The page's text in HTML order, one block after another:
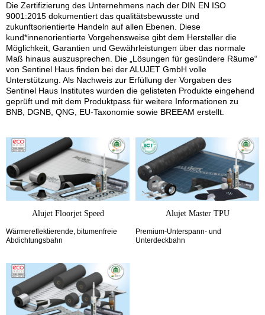
Die Zertifizierung des Unternehmens nach der DIN EN ISO
9001:2015 dokumentiert das qualitätsbewusste und
zukunftsorientierte Handeln auf allen Ebenen. Diese
kund*innenorientierte Vorgehensweise gibt dem Hersteller die
Möglichkeit, Garantien und Gewährleistungen über das normale
Maß hinaus auszusprechen. Die „Lösungen für gesündere Räume“
von Sentinel Haus finden bei der ALUJET GmbH volle
Unterstützung. Als Nachweis zur Erfüllung der Vorgaben des
Sentinel Haus Institutes wurden die gelisteten Produkte eingehend
geprüft und mit dem Produktpass für weitere Informationen zu
BNB, DGNB, QNG, EU-Taxonomie sowie BREEAM erstellt.
Alujet Floorjet Speed
Wärmereflektierende, bitumenfreie
Abdichtungsbahn
Alujet Master TPU
Premium-Unterspann- und
Unterdeckbahn